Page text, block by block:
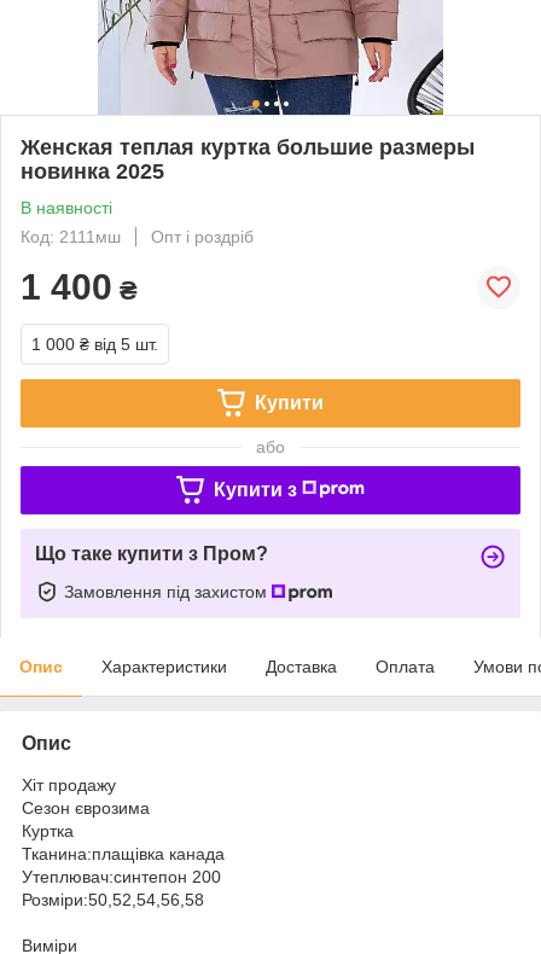
Женская теплая куртка большие размеры
новинка 2025
В наявності
Код: 2111мш
Опт і роздріб
1 400 ₴
1 000 ₴ від 5 шт.
Купити
або
Купити з
Що таке купити з Пром?
Замовлення під захистом
Опис Характеристики Доставка Оплата Умови
Опис
Хіт продажу
Сезон єврозима
Куртка
Тканина:плащівка канада
Утеплювач:синтепон 200
Розміри:50,52,54,56,58
Виміри